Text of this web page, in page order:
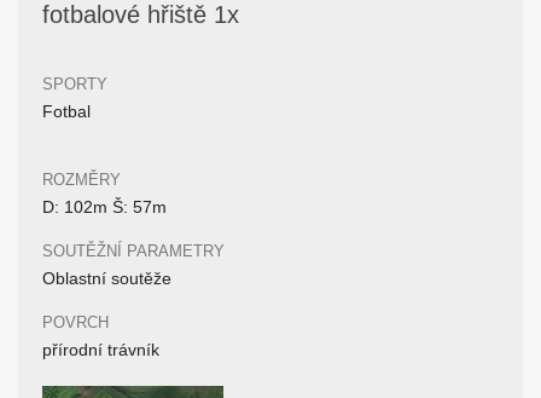
fotbalové hřiště 1x
SPORTY
Fotbal
ROZMĚRY
D: 102m Š: 57m
SOUTĚŽNÍ PARAMETRY
Oblastní soutěže
POVRCH
přírodní trávník